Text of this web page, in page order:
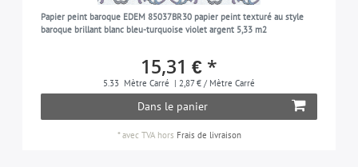
Papier peint baroque EDEM 85037BR30 papier peint texturé au style
baroque brillant blanc bleu-turquoise violet argent 5,33 m2
15,31 € *
5.33 Mètre Carré | 2,87 € / Mètre Carré
Dans le panier
*avec TVAhors Frais de livraison